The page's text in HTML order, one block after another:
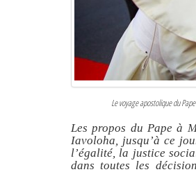
Le voyage apostolique du
Les propos du Pape à
Iavoloha, jusqu’à ce
l’égalité, la justice
dans toutes les